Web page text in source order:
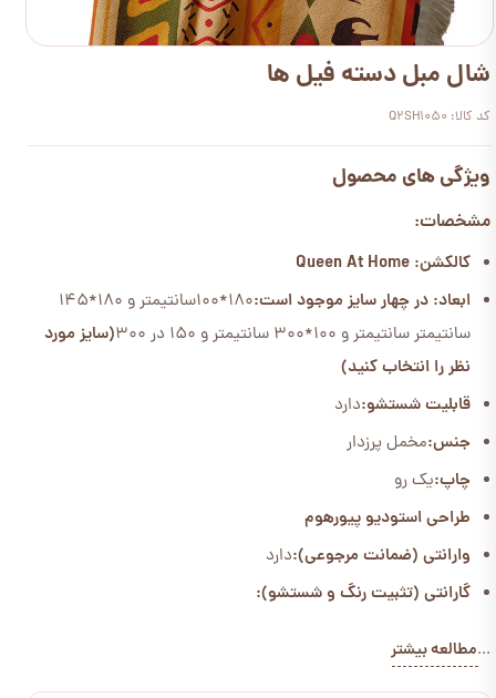
شال مبل دسته فیل ها
کد کالا: Q2SH1050
ویژگی های محصول
مشخصات:
کالکشن: Queen At Home
ابعاد: در چهار سایز موجود است:
180*100سانتیمتر و 180*145
سانتیمتر سانتیمتر و 100*300 سانتیمتر و 150 در 300
(سایز مورد
نظر را انتخاب کنید)
قابلیت شستشو:دارد
جنس:مخمل پرزدار
چاپ:یک رو
طراحی استودیو پیورهوم
وارانتی (ضمانت مرجوعی):دارد
گارانتی (تثبیت رنگ و شستشو):
...مطالعه بیشتر